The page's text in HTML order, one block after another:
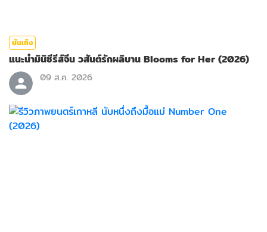
บันเทิง
แนะนำมินิซีรีส์จีน วสันต์รักผลิบาน Blooms for Her (2026)
09 ส.ค. 2026